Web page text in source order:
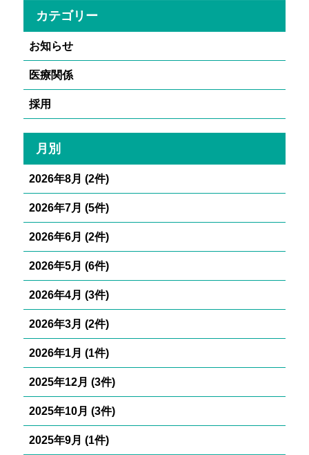
カテゴリー
お知らせ
医療関係
採用
月別
2026年8月 (2件)
2026年7月 (5件)
2026年6月 (2件)
2026年5月 (6件)
2026年4月 (3件)
2026年3月 (2件)
2026年1月 (1件)
2025年12月 (3件)
2025年10月 (3件)
2025年9月 (1件)